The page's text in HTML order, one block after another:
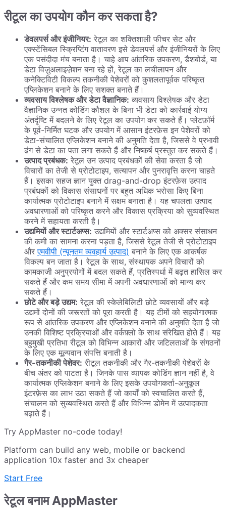
रीटूल का उपयोग कौन कर सकता है?
डेवलपर्स और इंजीनियर: रेटूल का शक्तिशाली फीचर सेट और
एक्स्टेंसिबल स्क्रिप्टिंग वातावरण इसे डेवलपर्स और इंजीनियरों के लिए
एक पसंदीदा मंच बनाता है। चाहे आप आंतरिक उपकरण, डैशबोर्ड, या
डेटा विज़ुअलाइज़ेशन बना रहे हों, रेटूल का लचीलापन और
कनेक्टिविटी विकल्प तकनीकी पेशेवरों को कुशलतापूर्वक परिष्कृत
एप्लिकेशन बनाने के लिए सशक्त बनाते हैं।
व्यवसाय विश्लेषक और डेटा वैज्ञानिक: व्यवसाय विश्लेषक और डेटा
वैज्ञानिक उन्नत कोडिंग कौशल के बिना भी डेटा को कार्रवाई योग्य
अंतर्दृष्टि में बदलने के लिए रेटूल का उपयोग कर सकते हैं। प्लेटफ़ॉर्म
के पूर्व-निर्मित घटक और उपयोग में आसान इंटरफ़ेस इन पेशेवरों को
डेटा-संचालित एप्लिकेशन बनाने की अनुमति देता है, जिससे वे प्रभावी
ढंग से डेटा का पता लगा सकते हैं और निष्कर्ष प्रस्तुत कर सकते हैं।
उत्पाद प्रबंधक: रेटूल उन उत्पाद प्रबंधकों की सेवा करता है जो
विचारों का तेजी से प्रोटोटाइप, सत्यापन और पुनरावृत्ति करना चाहते
हैं। इसका सहज ज्ञान युक्त drag-and-drop इंटरफ़ेस उत्पाद
प्रबंधकों को विकास संसाधनों पर बहुत अधिक भरोसा किए बिना
कार्यात्मक प्रोटोटाइप बनाने में सक्षम बनाता है। यह चपलता उत्पाद
अवधारणाओं को परिष्कृत करने और विकास प्रक्रिया को सुव्यवस्थित
करने में सहायता करती है।
उद्यमियों और स्टार्टअप्स: उद्यमियों और स्टार्टअप्स को अक्सर संसाधन
की कमी का सामना करना पड़ता है, जिससे रेटूल तेजी से प्रोटोटाइप
औरएमवीपी (न्यूनतम व्यवहार्य उत्पाद) बनाने के लिए एक आकर्षक
विकल्प बन जाता है। रेटूल के साथ, संस्थापक अपने विचारों को
कामकाजी अनुप्रयोगों में बदल सकते हैं, प्रतिस्पर्धा में बढ़त हासिल कर
सकते हैं और कम समय सीमा में अपनी अवधारणाओं को मान्य कर
सकते हैं।
छोटे और बड़े उद्यम: रेटूल की स्केलेबिलिटी छोटे व्यवसायों और बड़े
उद्यमों दोनों की जरूरतों को पूरा करती है। यह टीमों को सहयोगात्मक
रूप से आंतरिक उपकरण और एप्लिकेशन बनाने की अनुमति देता है जो
उनकी विशिष्ट प्रक्रियाओं और वर्कफ़्लो के साथ संरेखित होते हैं। यह
बहुमुखी प्रतिभा रीटूल को विभिन्न आकारों और जटिलताओं के संगठनों
के लिए एक मूल्यवान संपत्ति बनाती है।
गैर-तकनीकी पेशेवर: रीटूल तकनीकी और गैर-तकनीकी पेशेवरों के
बीच अंतर को पाटता है। जिनके पास व्यापक कोडिंग ज्ञान नहीं है, वे
कार्यात्मक एप्लिकेशन बनाने के लिए इसके उपयोगकर्ता-अनुकूल
इंटरफ़ेस का लाभ उठा सकते हैं जो कार्यों को स्वचालित करते हैं,
संचालन को सुव्यवस्थित करते हैं और विभिन्न डोमेन में उत्पादकता
बढ़ाते हैं।
Try AppMaster no-code today!
Platform can build any web, mobile or backend
application 10x faster and 3x cheaper
Start Free
रेटूल बनाम AppMaster